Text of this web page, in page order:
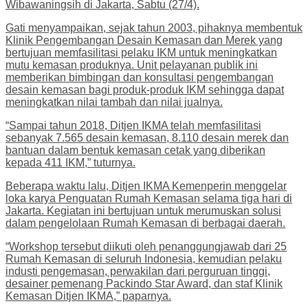
Wibawaningsih di Jakarta, Sabtu (27/4).
Gati menyampaikan, sejak tahun 2003, pihaknya membentuk
Klinik Pengembangan Desain Kemasan dan Merek yang
bertujuan memfasilitasi pelaku IKM untuk meningkatkan
mutu kemasan produknya. Unit pelayanan publik ini
memberikan bimbingan dan konsultasi pengembangan
desain kemasan bagi produk-produk IKM sehingga dapat
meningkatkan nilai tambah dan nilai jualnya.
“Sampai tahun 2018, Ditjen IKMA telah memfasilitasi
sebanyak 7.565 desain kemasan, 8.110 desain merek dan
bantuan dalam bentuk kemasan cetak yang diberikan
kepada 411 IKM,” tuturnya.
Beberapa waktu lalu, Ditjen IKMA Kemenperin menggelar
loka karya Penguatan Rumah Kemasan selama tiga hari di
Jakarta. Kegiatan ini bertujuan untuk merumuskan solusi
dalam pengelolaan Rumah Kemasan di berbagai daerah.
“Workshop tersebut diikuti oleh penanggungjawab dari 25
Rumah Kemasan di seluruh Indonesia, kemudian pelaku
industi pengemasan, perwakilan dari perguruan tinggi,
desainer pemenang Packindo Star Award, dan staf Klinik
Kemasan Ditjen IKMA,” paparnya.